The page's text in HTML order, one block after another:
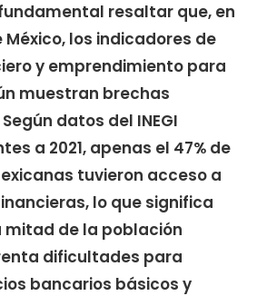
resaltar que, en
los indicadores de
y emprendimiento para
muestran brechas
datos del INEGI
a 2021, apenas el 47% de
tuvieron acceso a
lo que significa
mitad de la población
dificultades para
bancarios básicos y